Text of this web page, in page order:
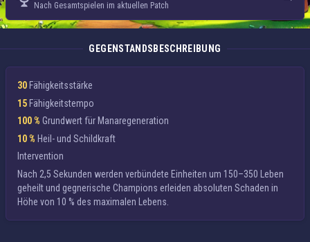
Nach Gesamtspielen im aktuellen Patch
GEGENSTANDSBESCHREIBUNG
30 Fähigkeitsstärke
15Fähigkeitstempo
100 % Grundwert für Manaregeneration
10 % Heil- und Schildkraft
Intervention
Nach 2,5 Sekunden werden verbündete Einheiten um 150–350 Leben
geheilt und gegnerische Champions erleiden absoluten Schaden in
Höhe von 10 % des maximalen Lebens.